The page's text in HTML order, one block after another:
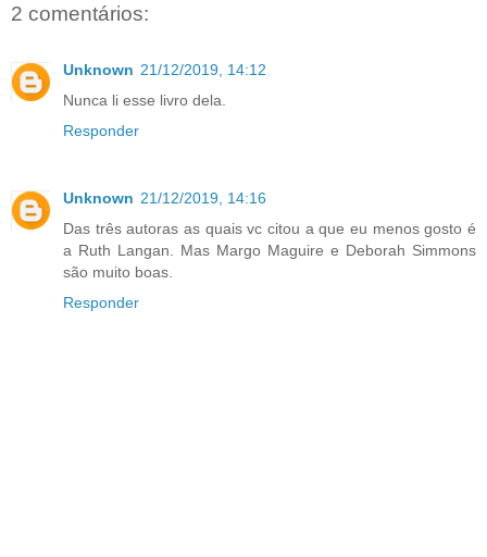
2 comentários:
Unknown 21/12/2019, 14:12
Nunca li esse livro dela.
Responder
Unknown 21/12/2019, 14:16
Das três autoras as quais vc citou a que eu menos gosto é
a Ruth Langan. Mas Margo Maguire e Deborah Simmons
são muito boas.
Responder